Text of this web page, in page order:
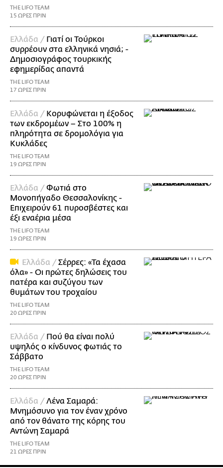
THE LIFO TEAM
15 ΩΡΕΣ ΠΡΙΝ
Ελλάδα / Γιατί οι Τούρκοι
συρρέουν στα ελληνικά νησιά; -
Δημοσιογράφος τουρκικής
εφημερίδας απαντά
THE LIFO TEAM
17 ΩΡΕΣ ΠΡΙΝ
Ελλάδα / Κορυφώνεται η έξοδος
των εκδρομέων – Στο 100% η
πληρότητα σε δρομολόγια για
Κυκλάδες
THE LIFO TEAM
19 ΩΡΕΣ ΠΡΙΝ
Ελλάδα /Φωτιά στο
Μονοπήγαδο Θεσσαλονίκης -
Επιχειρούν 61 πυροσβέστες και
έξι εναέρια μέσα
THE LIFO TEAM
19 ΩΡΕΣ ΠΡΙΝ
Ελλάδα /Σέρρες: «Τα έχασα
όλα» - Οι πρώτες δηλώσεις του
πατέρα και συζύγου των
θυμάτων του τροχαίου
THE LIFO TEAM
20 ΩΡΕΣ ΠΡΙΝ
Ελλάδα / Πού θα είναι πολύ
υψηλός ο κίνδυνος φωτιάς το
Σάββατο
THE LIFO TEAM
20 ΩΡΕΣ ΠΡΙΝ
Ελλάδα /Λένα Σαμαρά:
Μνημόσυνο για τον έναν χρόνο
από τον θάνατο της κόρης του
Αντώνη Σαμαρά
THE LIFO TEAM
21 ΩΡΕΣ ΠΡΙΝ